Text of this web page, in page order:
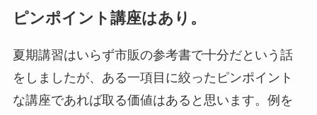
ピンポイント講座はあり。
夏期講習はいらず市販の参考書で十分だという話
をしましたが、ある一項目に絞ったピンポイント
な講座であれば取る価値はあると思います。例を